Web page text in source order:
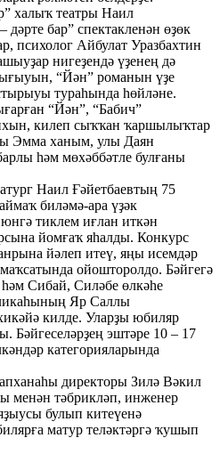
халыҡ театры Наил
бар” спектакленән өҙөк
психолог Айбулат Уразбахтин
нигеҙендә үҙенең дә
“Йән” романын үҙе
тураһында һөйләне.
“Йән”, “Бабич”
килеп сыҡҡан ҡаршылыҡтар
Эмма ханым, улы Даян
һәм мөхәббәтле булғаны
Наил Ғәйетбаевтың 75
биләмә-ара үҙәк
тиклем иғлан иткән
йомғаҡ яһалды. Конкурс
йәлеп итеү, яңы исемдәр
ойошторолдо. Бәйгегә
Сибай, Силәбе өлкәһе
Яр Саллы
килде. Уларҙы юбиляр
Бәйгеселәрҙең эштәре 10 – 17
категорияларында
директоры Зилә Вәкил
менән тәбрикләп, инженер
булып китеүенә
матур теләктәргә ҡушып